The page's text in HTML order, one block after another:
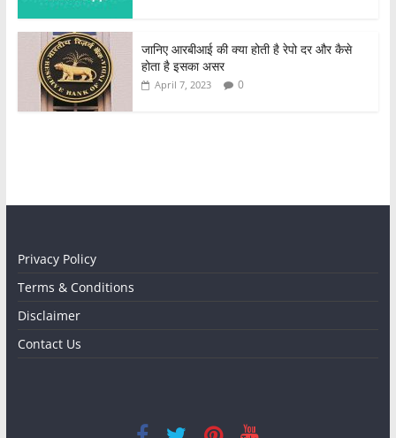
जानिए आरबीआई की क्या होती है रेपो दर और कैसे
होता है इसका असर
April 7, 2023 0
Privacy Policy
Terms & Conditions
Disclaimer
Contact Us